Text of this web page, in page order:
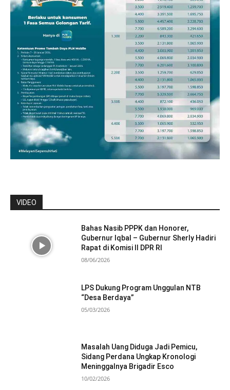
VIDEO
Bahas Nasib PPPK dan Honorer,
Gubernur Iqbal – Gubernur Sherly Hadiri
Rapat di Komisi II DPR RI
08/06/2026
LPS Dukung Program Unggulan NTB
“Desa Berdaya”
05/03/2026
Masalah Uang Diduga Jadi Pemicu,
Sidang Perdana Ungkap Kronologi
Meninggalnya Brigadir Esco
10/02/2026